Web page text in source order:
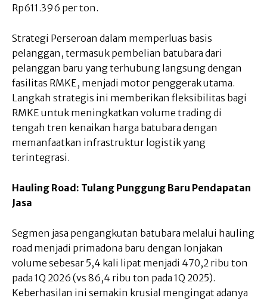
Rp611.396 per ton.
Strategi Perseroan dalam memperluas basis
pelanggan, termasuk pembelian batubara dari
pelanggan baru yang terhubung langsung dengan
fasilitas RMKE, menjadi motor penggerak utama.
Langkah strategis ini memberikan fleksibilitas bagi
RMKE untuk meningkatkan volume trading di
tengah tren kenaikan harga batubara dengan
memanfaatkan infrastruktur logistik yang
terintegrasi.
Hauling Road: Tulang Punggung Baru Pendapatan
Jasa
Segmen jasa pengangkutan batubara melalui hauling
road menjadi primadona baru dengan lonjakan
volume sebesar 5,4 kali lipat menjadi 470,2 ribu ton
pada 1Q 2026 (vs 86,4 ribu ton pada 1Q 2025).
Keberhasilan ini semakin krusial mengingat adanya